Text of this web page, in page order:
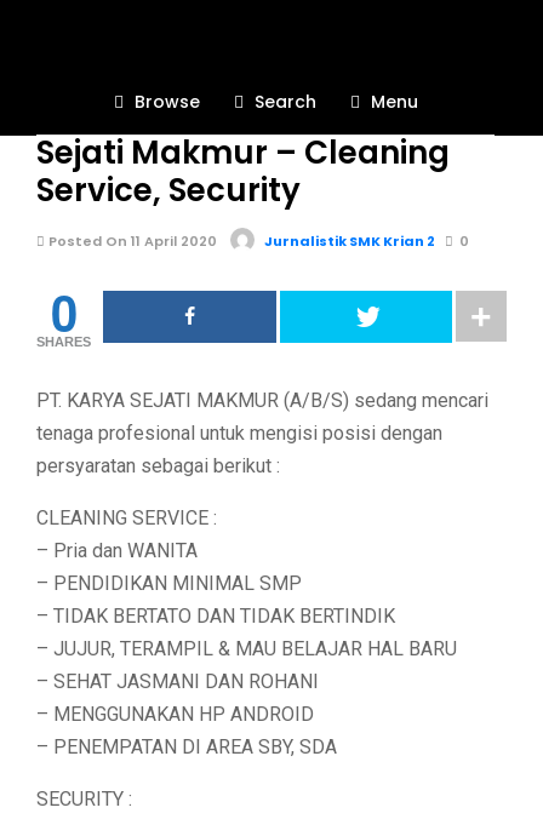
Browse Search Menu
Lowongan Kerja PT. Karya
Sejati Makmur – Cleaning
Service, Security
Posted On 11 April 2020 Jurnalistik SMK Krian 2 0
0
SHARES
PT. KARYA SEJATI MAKMUR (A/B/S) sedang mencari
tenaga profesional untuk mengisi posisi dengan
persyaratan sebagai berikut :
CLEANING SERVICE :
– Pria dan WANITA
– PENDIDIKAN MINIMAL SMP
– TIDAK BERTATO DAN TIDAK BERTINDIK
– JUJUR, TERAMPIL & MAU BELAJAR HAL BARU
– SEHAT JASMANI DAN ROHANI
– MENGGUNAKAN HP ANDROID
– PENEMPATAN DI AREA SBY, SDA
SECURITY :